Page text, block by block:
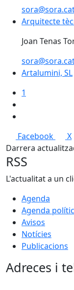
Arquitecte
Joan Tenas
Artalumini, SL
1
Facebook
X
Darrera
RSS
L'actualitat a un
Agenda
Agenda
Avisos
Notícies
Publicacions
Adreces i